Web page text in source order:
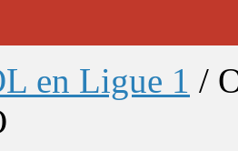
en Ligue 1 /